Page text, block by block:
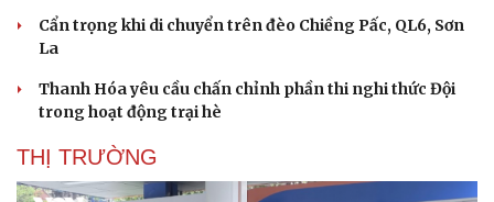
Doanh nghiệp
Công nghệ
Cẩn trọng khi di chuyển trên đèo Chiềng Pấc, QL6, Sơn
La
Thanh Hóa yêu cầu chấn chỉnh phần thi nghi thức Đội
trong hoạt động trại hè
THỊ TRƯỜNG